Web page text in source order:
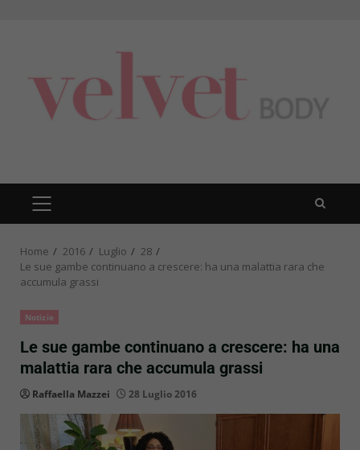
PRIMARY
MENU
Home 2016 Luglio
28
Le sue gambe continuano a crescere: ha una malattia rara che
accumula grassi
Notizie
Le sue gambe continuano a crescere: ha una
malattia rara che accumula grassi
Raffaella Mazzei 28 Luglio 2016